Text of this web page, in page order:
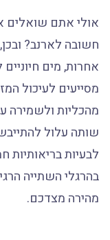
אולי אתם שואלים
חשובה לארנב?
אחרות, מים
מסייעים לעיכול
מהכליות ולשמירה
שותה עלול
לבעיות בריאותיות
בהרגלי השתייה
מהירה מצדכם.